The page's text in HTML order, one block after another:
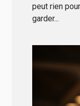
peut rien
garder...